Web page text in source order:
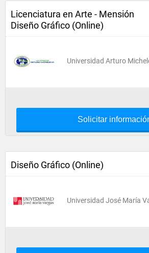
Licenciatura en Arte - Mensión
Diseño Gráfico (Online)
Universidad Arturo
Solicitar
Diseño Gráfico (Online)
Universidad José María